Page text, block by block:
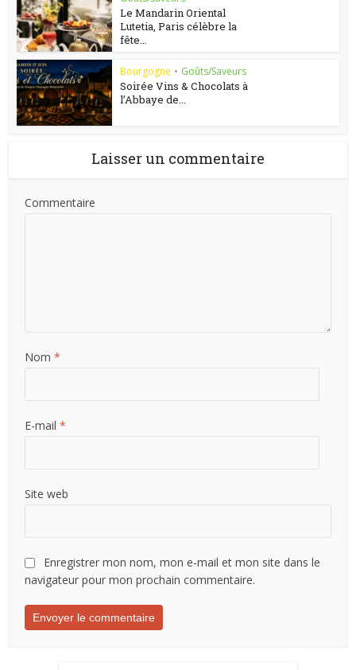
Le Mandarin Oriental
Lutetia, Paris célèbre la
fête...
Bourgogne • Goûts/Saveurs
Soirée Vins & Chocolats à
l’Abbaye de...
Laisser un commentaire
Commentaire
Nom*
E-mail*
Site web
Enregistrer mon nom, mon e-mail et mon site dans le
navigateur pour mon prochain commentaire.